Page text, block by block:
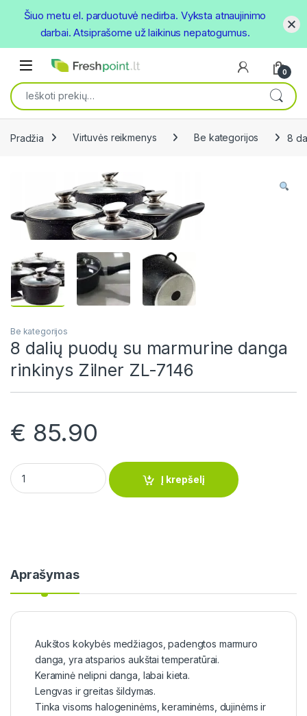
Open
0
Ieškoti:
Pradžia Virtuvės reikmenys Be kategorijos 8
Be kategorijos
8 dalių puodų su marmurine danga
rinkinys Zilner ZL-7146
€ 85.90
8 dalių puodų su marmurine danga rinkinys Zilner ZL-7146
Į krepšelį
Aprašymas
Aukštos kokybės medžiagos, padengtos marmuro
danga, yra atsparios aukštai temperatūrai.
Keraminė nelipni danga, labai kieta.
Lengvas ir greitas šildymas.
Tinka visoms halogeninėms, keraminėms, dujinėms ir
Šiuo metu el. parduotuvė nedirba. Vyksta atnaujinimo
darbai. Atsiprašome už laikinus nepatogumus.